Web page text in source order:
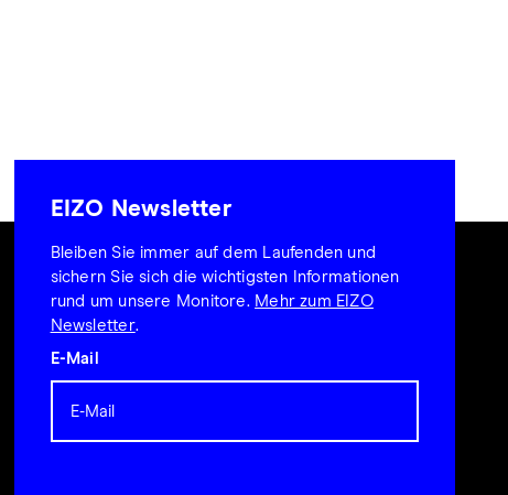
EIZO Newsletter
Bleiben Sie immer auf dem Laufenden und
sichern Sie sich die wichtigsten Informationen
rund um unsere Monitore. Mehr zum EIZO
Newsletter.
E-Mail